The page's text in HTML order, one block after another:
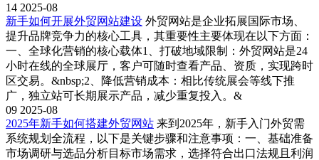
14 2025-08
新手如何开展外贸网站建设 外贸网站是企业拓展国际市场、
提升品牌竞争力的核心工具，其重要性主要体现在以下方面：
一、全球化营销的核心载体1、‌打破地域限制‌：外贸网站是24
小时在线的全球展厅，客户可随时查看产品、资质，实现跨时
区交易。&nbsp;2、‌降低营销成本‌：相比传统展会等线下推
广，独立站可长期展示产品，减少重复投入。&
09 2025-08
2025年新手如何搭建外贸网站 来到2025年，新手入门外贸需
系统规划全流程，以下是关键步骤和注意事项：一、基础准备‌
市场调研与选品‌分析目标市场需求，选择符合出口法规且利润